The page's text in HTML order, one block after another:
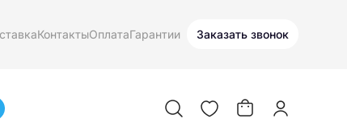
КонтактыОплатаГарантии Заказать звонок